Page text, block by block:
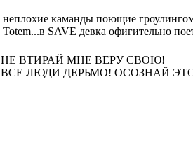
неплохие каманды поющие
Totem...в SAVE девка офигительно
НЕ ВТИРАЙ МНЕ ВЕРУ СВОЮ!
ВСЕ ЛЮДИ ДЕРЬМО! ОСОЗНАЙ